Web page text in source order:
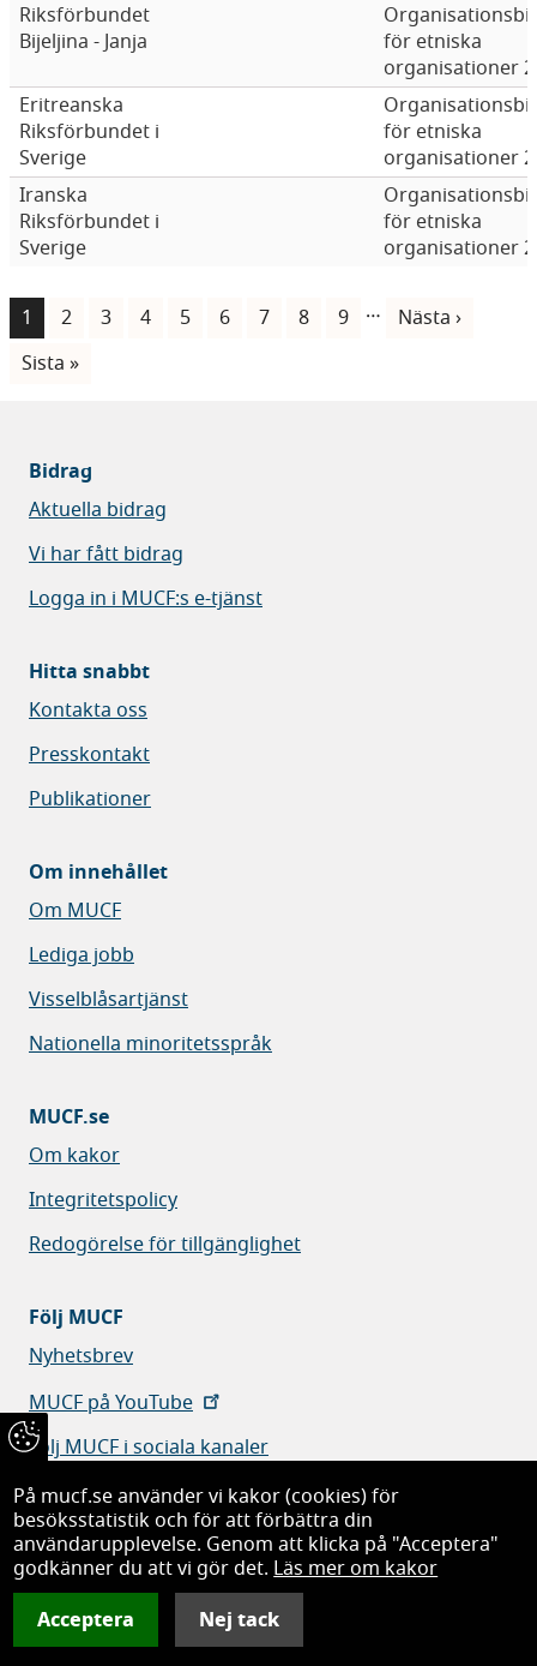
Riksförbundet
Bijeljina - Janja
för etniska
organisationer
Eritreanska
Riksförbundet i
Sverige
för etniska
organisationer
Iranska
Riksförbundet i
Sverige
för etniska
organisationer
Paginering
Nuvarande
sida
1 Sida
2 Sida
3 Sida
4 Sida
5 Sida
6 Sida
7 Sida
8 Sida
9 …
Nästa
Nästa ›
Sista
Sista »
Bidrag
Aktuella bidrag
Vi har fått bidrag
Logga in i MUCF:s e-tjänst
Hitta snabbt
Kontakta oss
Presskontakt
Publikationer
Om innehållet
Om MUCF
Lediga jobb
Visselblåsartjänst
Nationella minoritetsspråk
MUCF.se
Om kakor
Integritetspolicy
Redogörelse för tillgänglighet
Följ MUCF
Nyhetsbrev
MUCF på YouTube
Följ MUCF i sociala kanaler
Myndigheten för ungdoms- och civilsamhällesfrågor
På mucf.se använder vi kakor (cookies) för
besöksstatistik och för att förbättra din
användarupplevelse. Genom att klicka på "Acceptera"
godkänner du att vi gör det.Läs mer om kakor
Acceptera Nej tack